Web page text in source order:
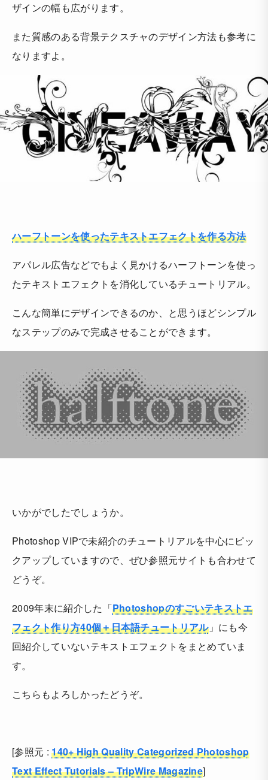
ザインの幅も広がります。
また質感のある背景テクスチャのデザイン方法も参考に
なりますよ。
ハーフトーンを使ったテキストエフェクトを作る方法
アパレル広告などでもよく見かけるハーフトーンを使っ
たテキストエフェクトを消化しているチュートリアル。
こんな簡単にデザインできるのか、と思うほどシンプル
なステップのみで完成させることができます。
いかがでしたでしょうか。
Photoshop VIPで未紹介のチュートリアルを中心にピッ
クアップしていますので、ぜひ参照元サイトも合わせて
どうぞ。
2009年末に紹介した「Photoshopのすごいテキストエ
フェクト作り方40個＋日本語チュートリアル」にも今
回紹介していないテキストエフェクトをまとめていま
す。
こちらもよろしかったどうぞ。
[参照元 :140+ High Quality Categorized Photoshop
Text Effect Tutorials – TripWire Magazine]